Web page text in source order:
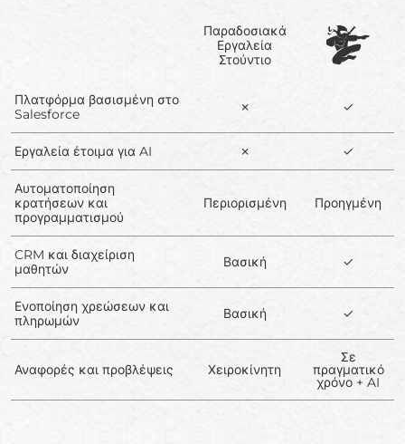
Παραδοσιακά
Εργαλεία
Στούντιο
Πλατφόρμα βασισμένη στο
Salesforce
✗ ✓
Εργαλεία έτοιμα για AI ✗ ✓
Αυτοματοποίηση
κρατήσεων και
προγραμματισμού
Περιορισμένη Προηγμένη
CRM και διαχείριση
μαθητών
Βασική ✓
Ενοποίηση χρεώσεων και
πληρωμών
Βασική ✓
Αναφορές και προβλέψεις Χειροκίνητη
Σε
πραγματικό
χρόνο + AI